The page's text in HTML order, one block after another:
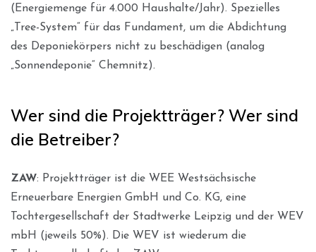
(Energiemenge für 4.000 Haushalte/Jahr). Spezielles
„Tree-System“ für das Fundament, um die Abdichtung
des Deponiekörpers nicht zu beschädigen (analog
„Sonnendeponie“ Chemnitz).
Wer sind die Projektträger? Wer sind
die Betreiber?
ZAW: Projektträger ist die WEE Westsächsische
Erneuerbare Energien GmbH und Co. KG, eine
Tochtergesellschaft der Stadtwerke Leipzig und der WEV
mbH (jeweils 50%). Die WEV ist wiederum die